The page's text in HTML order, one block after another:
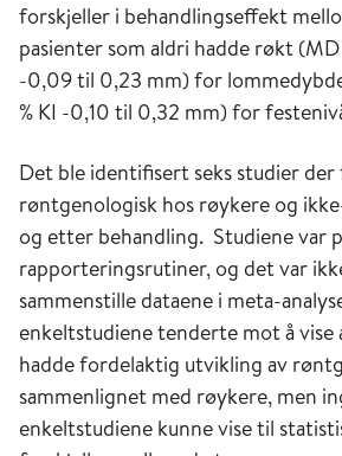
forskjeller i behandlingseffekt
pasienter som aldri hadde røkt
-0,09 til 0,23 mm) for
% KI -0,10 til 0,32 mm) for
Det ble identifisert seks studier
røntgenologisk hos røykere og
og etter behandling. Studiene var
rapporteringsrutiner, og det var
sammenstille dataene i meta-
enkeltstudiene tenderte mot å
hadde fordelaktig utvikling av
sammenlignet med røykere, men
enkeltstudiene kunne vise til